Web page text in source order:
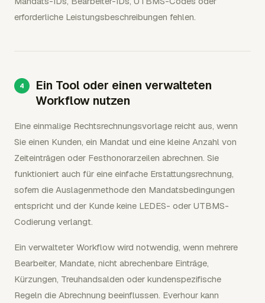
erforderliche Leistungsbeschreibungen fehlen.
Ein Tool oder einen verwalteten
Workflow nutzen
Eine einmalige Rechtsrechnungsvorlage reicht aus, wenn
Sie einen Kunden, ein Mandat und eine kleine Anzahl von
Zeiteinträgen oder Festhonorarzeilen abrechnen. Sie
funktioniert auch für eine einfache Erstattungsrechnung,
sofern die Auslagenmethode den Mandatsbedingungen
entspricht und der Kunde keine LEDES- oder UTBMS-
Codierung verlangt.
Ein verwalteter Workflow wird notwendig, wenn mehrere
Bearbeiter, Mandate, nicht abrechenbare Einträge,
Kürzungen, Treuhandsalden oder kundenspezifische
Regeln die Abrechnung beeinflussen. Everhour kann